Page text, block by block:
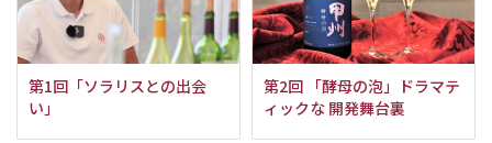
第1回「ソラリスとの出会
い」
第2回 「酵母の泡」ドラマテ
ィックな 開発舞台裏